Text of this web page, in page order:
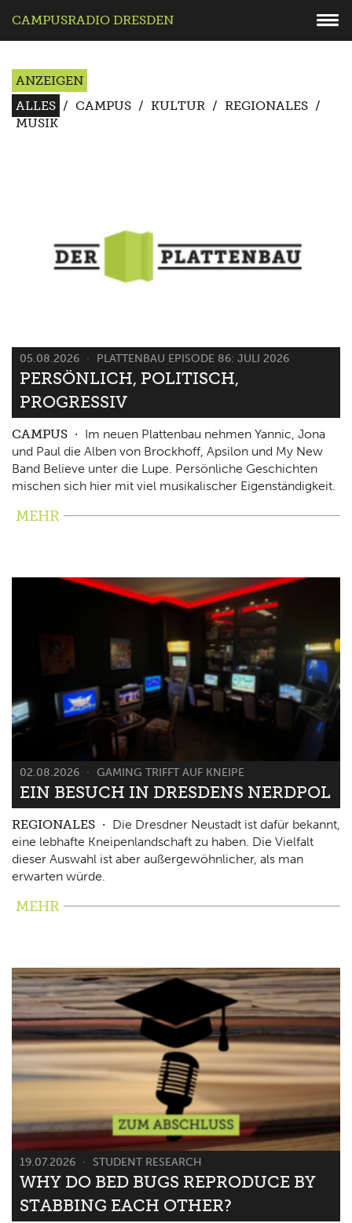
CAMPUSRADIO DRESDEN
ANZEIGEN
ALLES / CAMPUS / KULTUR / REGIONALES /
MUSIK
05.08.2026 PLATTENBAU EPISODE 86: JULI 2026
PERSÖNLICH, POLITISCH,
PROGRESSIV
CAMPUS
Im neuen Plattenbau nehmen Yannic, Jona
und Paul die Alben von Brockhoff, Apsilon und My New
Band Believe unter die Lupe. Persönliche Geschichten
mischen sich hier mit viel musikalischer Eigenständigkeit.
MEHR
02.08.2026 GAMING TRIFFT AUF KNEIPE
EIN BESUCH IN DRESDENS NERDPOL
REGIONALES
Die Dresdner Neustadt ist dafür bekannt,
eine lebhafte Kneipenlandschaft zu haben. Die Vielfalt
dieser Auswahl ist aber außergewöhnlicher, als man
erwarten würde.
MEHR
19.07.2026 STUDENT RESEARCH
WHY DO BED BUGS REPRODUCE BY
STABBING EACH OTHER?